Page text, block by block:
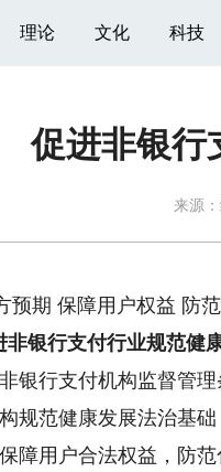
理论 文化 科技
促进非银行
来源：
期 保障用户权益 防范
非银行支付行业规范健
行支付机构监督管理
规范健康发展法治基
障用户合法权益，防